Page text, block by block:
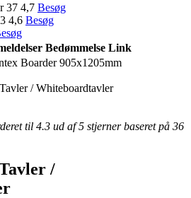
37 4,7 Besøg
4,6 Besøg
Bedømmelse Link
Boarder 905x1205mm
/ Whiteboardtavler
til 4.3 ud af 5 stjerner baseret på 36
/